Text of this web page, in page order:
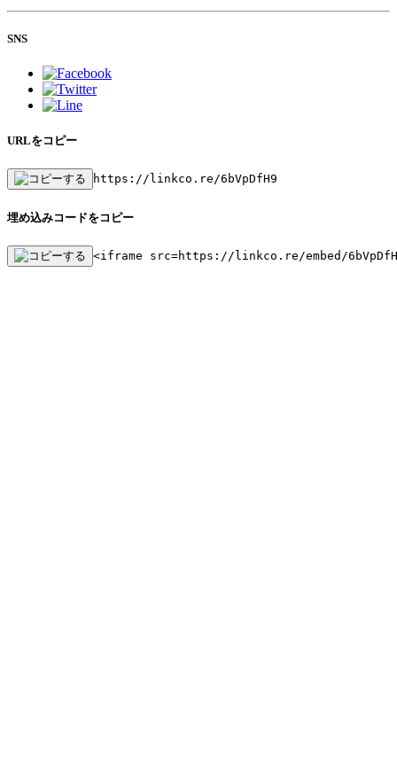
SNS
URLをコピー
https://linkco.re/6bVpDfH9
埋め込みコードをコピー
<iframe src=https://linkco.re/embed/